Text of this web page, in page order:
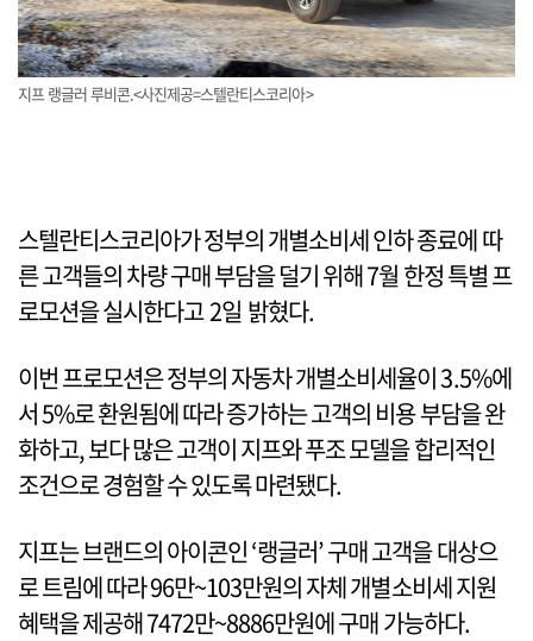
지프 랭글러 루비콘.<사진제공=스텔란티스코리아>
스텔란티스코리아가 정부의 개별소비세 인하 종료에 따
른 고객들의 차량 구매 부담을 덜기 위해 7월 한정 특별 프
로모션을 실시한다고 2일 밝혔다.
이번 프로모션은 정부의 자동차 개별소비세율이 3.5%에
서 5%로 환원됨에 따라 증가하는 고객의 비용 부담을 완
화하고, 보다 많은 고객이 지프와 푸조 모델을 합리적인
조건으로 경험할 수 있도록 마련됐다.
지프는 브랜드의 아이콘인 ‘랭글러’ 구매 고객을 대상으
로 트림에 따라 96만~103만원의 자체 개별소비세 지원
혜택을 제공해 7472만~8886만원에 구매 가능하다.